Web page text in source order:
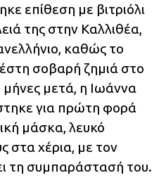
επίθεση με βιτριόλι
της στην Καλλιθέα,
καθώς το
σοβαρή ζημιά στο
μετά, η Ιωάννα
για πρώτη φορά
μάσκα, λευκό
στα χέρια, με τον
τη συμπαράστασή του.